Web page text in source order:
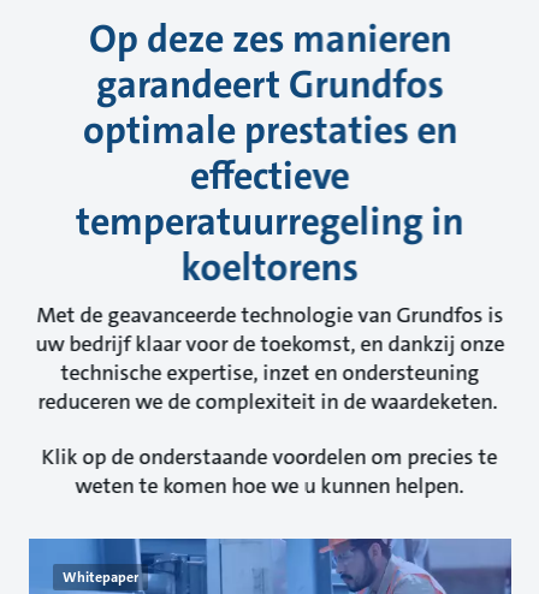
Op deze zes manieren
garandeert Grundfos
optimale prestaties en
effectieve
temperatuurregeling in
koeltorens
Met de geavanceerde technologie van Grundfos is
uw bedrijf klaar voor de toekomst, en dankzij onze
technische expertise, inzet en ondersteuning
reduceren we de complexiteit in de waardeketen.
Klik op de onderstaande voordelen om precies te
weten te komen hoe we u kunnen helpen.
Whitepaper